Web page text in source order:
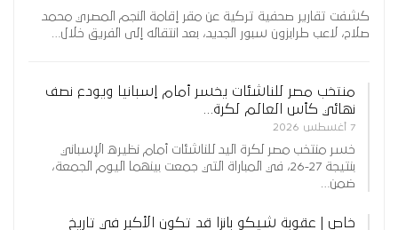
كشفت تقارير صحفية تركية عن مقر إقامة النجم المصري محمد
صلاح، لاعب طرابزون سبور الجديد، بعد انتقاله إلى الفريق خلال…
منتخب مصر للناشئات يخسر أمام إسبانيا ويودع نصف
نهائي كأس العالم لكرة…
7 أغسطس 2026
خسر منتخب مصر لكرة اليد للناشئات أمام نظيره الإسباني
بنتيجة 27-26، في المباراة التي جمعت بينهما اليوم الجمعة،
ضمن…
خاص | عقوبة شيكو بانزا قد تكون الأكبر في تاريخ